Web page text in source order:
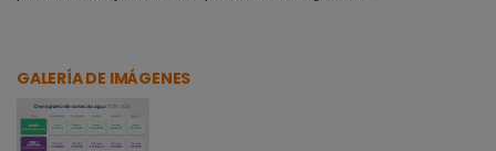
GALERÍA DE IMÁGENES